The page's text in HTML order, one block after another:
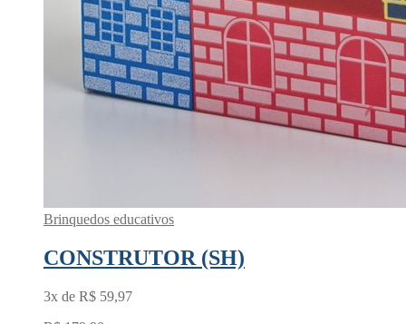
Brinquedos educativos
CONSTRUTOR (SH)
3x de R$ 59,97